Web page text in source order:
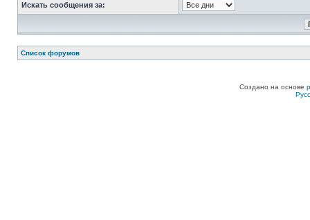
Искать сообщения за:
Список форумов
Создано на основе